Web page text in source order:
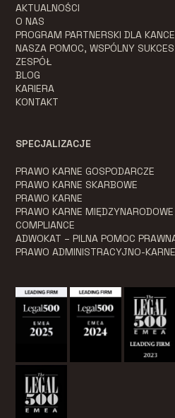
AKTUALNOŚCI
O NAS
PROGRAM PARTNERSKI DLA
NASZA POMOC, WSPÓLNY SUKCES
ZESPÓŁ
BLOG
KARIERA
KONTAKT
SPECJALIZACJE
PRAWO KARNE GOSPODARCZE
PRAWO KARNE SKARBOWE
PRAWO KARNE
PRAWO KARNE MIĘDZYNARODOWE
COMPLIANCE
ADWOKAT – PILNA POMOC
PRAWO ADMINISTRACYJNO-KARNE